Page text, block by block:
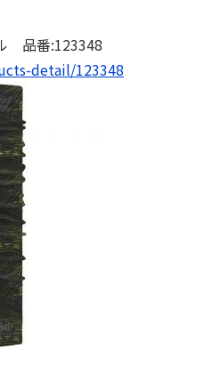
品番:123348
detail/123348